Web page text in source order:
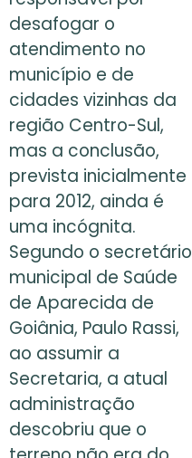
desafogar o
atendimento no
município e de
cidades vizinhas da
região Centro-Sul,
mas a conclusão,
prevista inicialmente
para 2012, ainda é
uma incógnita.
Segundo o secretário
municipal de Saúde
de Aparecida de
Goiânia, Paulo Rassi,
ao assumir a
Secretaria, a atual
administração
descobriu que o